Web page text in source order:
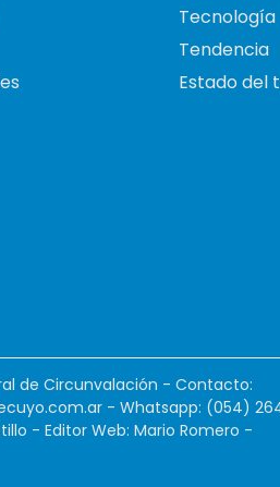
Tecnología
Tendencia
Estado del
de Circunvalación - Contacto:
- Whatsapp: (054)
- Editor Web: Mario Romero -